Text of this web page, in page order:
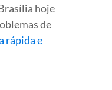
hoje
de
rápida e